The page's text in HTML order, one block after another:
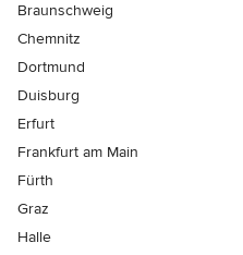
Braunschweig
Chemnitz
Dortmund
Duisburg
Erfurt
Frankfurt am Main
Fürth
Graz
Halle